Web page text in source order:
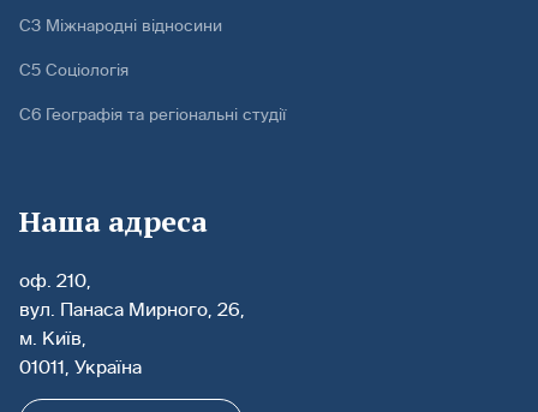
С3 Міжнародні відносини
С5 Соціологія
С6 Географія та регіональні студії
Наша адреса
оф. 210,
вул. Панаса Мирного, 26,
м. Київ,
01011, Україна